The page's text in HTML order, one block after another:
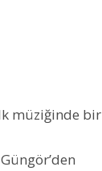
müziğinde bir